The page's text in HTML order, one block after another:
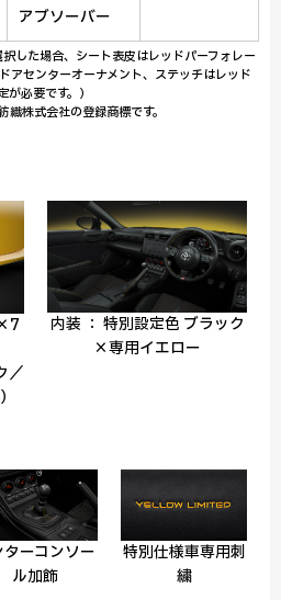
アブソーバー
した場合、シート表皮はレッドパーフォレー
アセンターオーナメント、ステッチはレッド
必要です。）
株式会社の登録商標です。
／
内装 ： 特別設定色 ブラック
×専用イエロー
ターコンソー
ル加飾
特別仕様車専用刺
繍